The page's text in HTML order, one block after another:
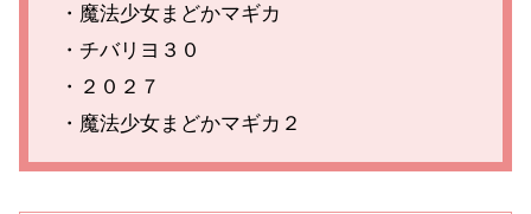
・魔法少女まどかマギカ
・チバリヨ３０
・２０２７
・魔法少女まどかマギカ２